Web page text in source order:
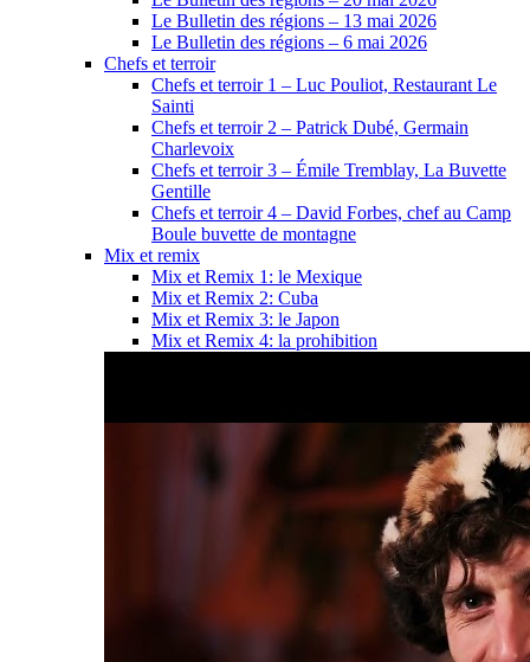
Le Bulletin des régions – 13 mai 2026
Le Bulletin des régions – 6 mai 2026
Chefs et terroir
Chefs et terroir 1 – Luc Pouliot, Restaurant Le
Sainti
Chefs et terroir 2 – Patrick Dubé, Germain
Charlevoix
Chefs et terroir 3 – Émile Tremblay, La Buvette
Gentille
Chefs et terroir 4 – David Forbes, chef au Camp
Boule buvette de montagne
Mix et remix
Mix et Remix 1: le Mexique
Mix et Remix 2: Cuba
Mix et Remix 3: le Japon
Mix et Remix 4: la prohibition